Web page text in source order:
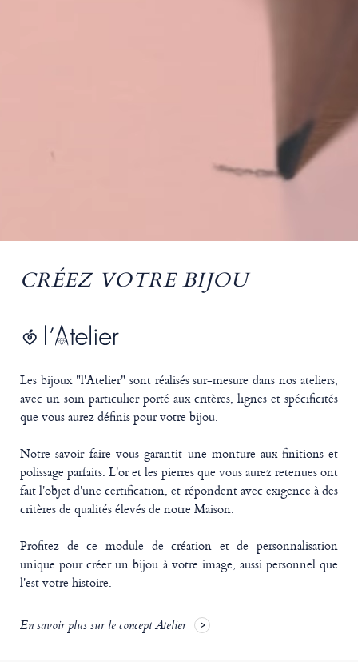
CRÉEZ VOTRE BIJOU
Les bijoux "l'Atelier" sont réalisés sur-mesure dans nos ateliers,
avec un soin particulier porté aux critères, lignes et spécificités
que vous aurez définis pour votre bijou.
Notre savoir-faire vous garantit une monture aux finitions et
polissage parfaits. L'or et les pierres que vous aurez retenues ont
fait l'objet d'une certification, et répondent avec exigence à des
critères de qualités élevés de notre Maison.
Profitez de ce module de création et de personnalisation
unique pour créer un bijou à votre image, aussi personnel que
l'est votre histoire.
En savoir plus sur le concept Atelier